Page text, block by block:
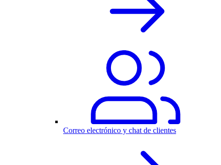
Correo electrónico y chat de clientes